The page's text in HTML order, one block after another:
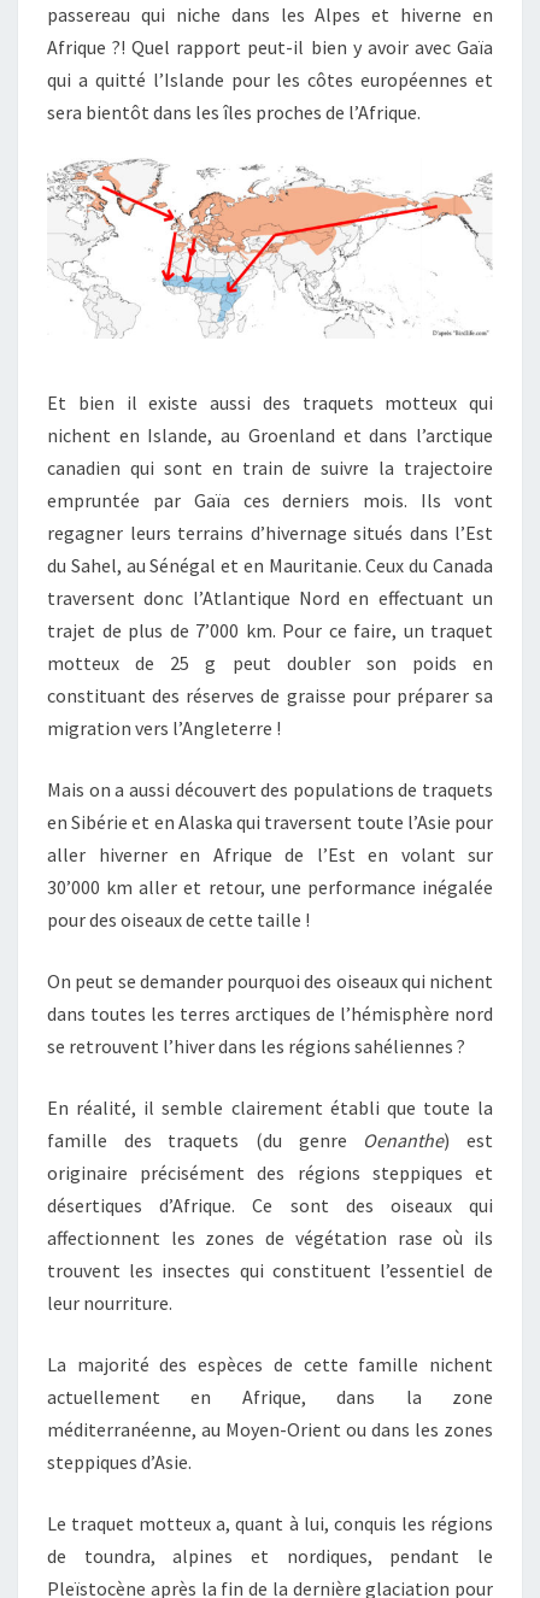
passereau qui niche dans les Alpes et hiverne en
Afrique ?! Quel rapport peut-il bien y avoir avec Gaïa
qui a quitté l’Islande pour les côtes européennes et
sera bientôt dans les îles proches de l’Afrique.
Et bien il existe aussi des traquets motteux qui
nichent en Islande, au Groenland et dans l’arctique
canadien qui sont en train de suivre la trajectoire
empruntée par Gaïa ces derniers mois. Ils vont
regagner leurs terrains d’hivernage situés dans l’Est
du Sahel, au Sénégal et en Mauritanie. Ceux du Canada
traversent donc l’Atlantique Nord en effectuant un
trajet de plus de 7’000 km. Pour ce faire, un traquet
motteux de 25 g peut doubler son poids en
constituant des réserves de graisse pour préparer sa
migration vers l’Angleterre !
Mais on a aussi découvert des populations de traquets
en Sibérie et en Alaska qui traversent toute l’Asie pour
aller hiverner en Afrique de l’Est en volant sur
30’000 km aller et retour, une performance inégalée
pour des oiseaux de cette taille !
On peut se demander pourquoi des oiseaux qui nichent
dans toutes les terres arctiques de l’hémisphère nord
se retrouvent l’hiver dans les régions sahéliennes ?
En réalité, il semble clairement établi que toute la
famille des traquets (du genre Oenanthe) est
originaire précisément des régions steppiques et
désertiques d’Afrique. Ce sont des oiseaux qui
affectionnent les zones de végétation rase où ils
trouvent les insectes qui constituent l’essentiel de
leur nourriture.
La majorité des espèces de cette famille nichent
actuellement en Afrique, dans la zone
méditerranéenne, au Moyen-Orient ou dans les zones
steppiques d’Asie.
Le traquet motteux a, quant à lui, conquis les régions
de toundra, alpines et nordiques, pendant le
Pleïstocène après la fin de la dernière glaciation pour